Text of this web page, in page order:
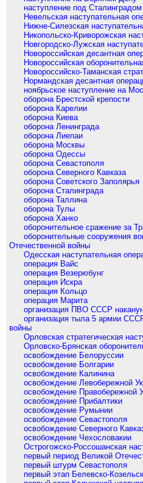
наступление под Сталинградом
Невельская наступательная
Нижне-Силезская
Никопольско-Криворожская
Новгородско-Лужская
Новороссийская десантная
Новороссийская
Новороссийско-Таманская
Нормандская десантная
ноябрьское наступление на
оборона Брестской крепости
оборона Карелии
оборона Киева
оборона Ленинграда
оборона Лиепаи
оборона Москвы
оборона Одессы
оборона Севастополя
оборона Северного Кавказа
оборона Советского Заполярья
оборона Сталинграда
оборона Таллина
оборона Тулы
оборона Ханко
оборонительное сражение за
оборонительные сооружения
Отечественной войны
Одесская наступательная
операция Вайс
операция Везерюбунг
операция Искра
операция Кольцо
операция Марита
организация ПВО СССР
организация тыла 5 армии
войны
Орловская стратегическая
Орловско-Брянская
освобождение Белоруссии
освобождение Болгарии
освобождение Калинина
освобождение Левобережной
освобождение Правобережной
освобождение Прибалтики
освобождение Румынии
освобождение Севастополя
освобождение Северного
освобождение Чехословакии
Острогожско-Россошанская
первый период Великой
первый штурм Севастополя
первый этап Белевско-